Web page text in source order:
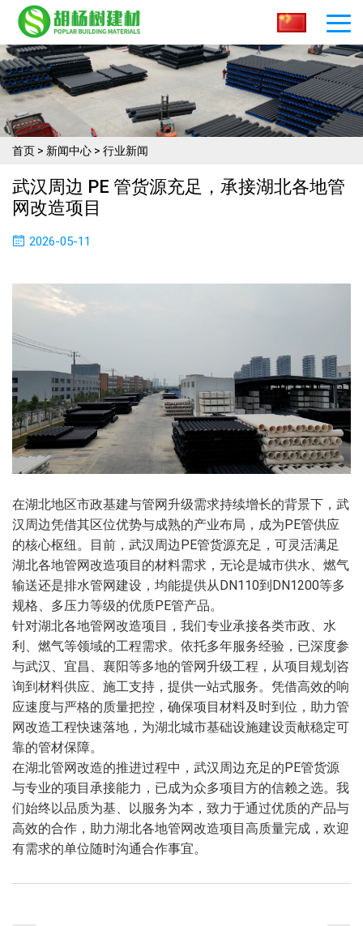
首页 > 新闻中心 > 行业新闻
武汉周边 PE 管货源充足，承接湖北各地管
网改造项目
2026-05-11
在湖北地区市政基建与管网升级需求持续增长的背景下，武
汉周边凭借其区位优势与成熟的产业布局，成为PE管供应
的核心枢纽。目前，武汉周边PE管货源充足，可灵活满足
湖北各地管网改造项目的材料需求，无论是城市供水、燃气
输送还是排水管网建设，均能提供从DN110到DN1200等多
规格、多压力等级的优质PE管产品。
针对湖北各地管网改造项目，我们专业承接各类市政、水
利、燃气等领域的工程需求。依托多年服务经验，已深度参
与武汉、宜昌、襄阳等多地的管网升级工程，从项目规划咨
询到材料供应、施工支持，提供一站式服务。凭借高效的响
应速度与严格的质量把控，确保项目材料及时到位，助力管
网改造工程快速落地，为湖北城市基础设施建设贡献稳定可
靠的管材保障。
在湖北管网改造的推进过程中，武汉周边充足的PE管货源
与专业的项目承接能力，已成为众多项目方的信赖之选。我
们始终以品质为基、以服务为本，致力于通过优质的产品与
高效的合作，助力湖北各地管网改造项目高质量完成，欢迎
有需求的单位随时沟通合作事宜。